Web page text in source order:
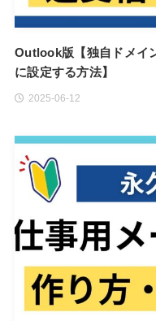
Outlook版【独自ドメイ
に設定する方法】
2025-06-12